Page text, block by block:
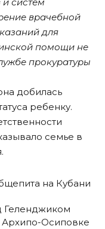
врачебной
для
помощи не
прокуратуры
добилась
ребенку.
семье в
на Кубани
Геленджиком
Архипо-Осиповке